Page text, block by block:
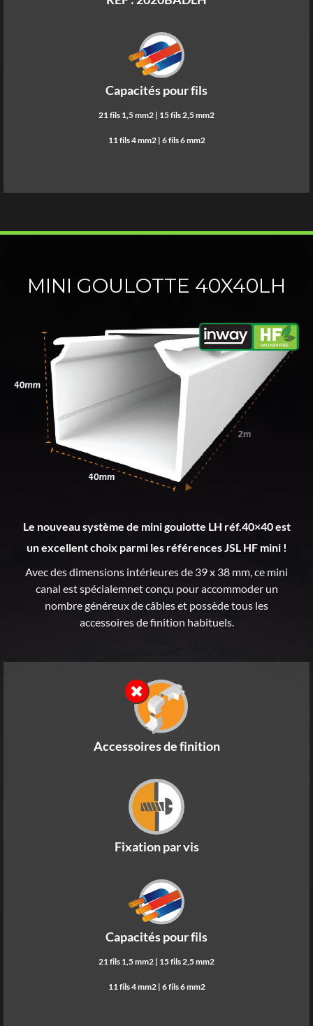
Capacités pour fils
21 fils 1,5 mm2 | 15 fils 2,5 mm2
11 fils 4 mm2 | 6 fils 6 mm2
MINI GOULOTTE 40X40LH
Le nouveau système de mini goulotte LH réf.40×40 est
un excellent choix parmi les références JSL HF mini !
Avec des dimensions intérieures de 39 x 38 mm, ce mini
canal est spécialemnet conçu pour accommoder un
nombre généreux de câbles et possède tous les
accessoires de finition habituels.
Accessoires de finition
Fixation par vis
Capacités pour fils
21 fils 1,5 mm2 | 15 fils 2,5 mm2
11 fils 4 mm2 | 6 fils 6 mm2